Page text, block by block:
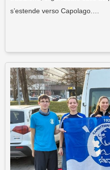
s’estende verso Capolago.…